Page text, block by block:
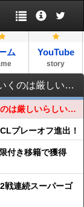
ム YouTube
story
【悲報】久保建英くん、バルサでやっていくのは厳しいらしい…
のは厳しいらしい…
プレーオフ進出！
付き移籍で獲得
戦連続スーパーゴ